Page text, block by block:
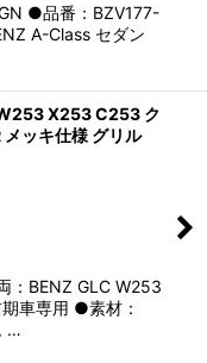
●品番：BZV177-
A-Class セダン
X253 C253 ク
メッキ仕様 グリル
：BENZ GLC W253
車専用 ●素材：
…